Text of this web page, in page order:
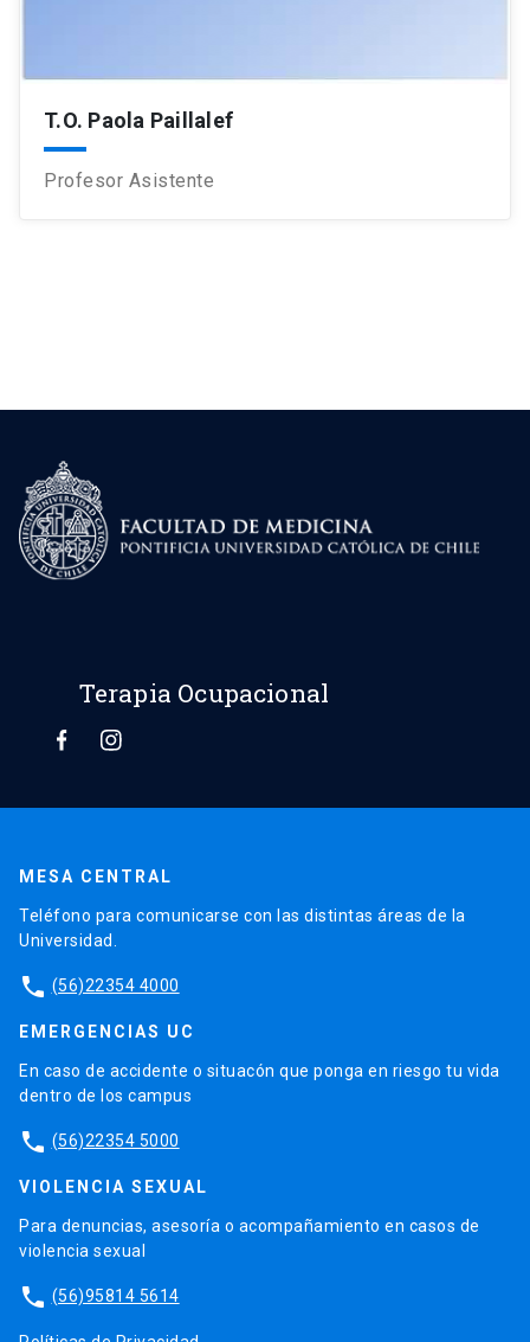
T.O. Paola Paillalef
Profesor Asistente
Terapia Ocupacional
MESA CENTRAL
Teléfono para comunicarse con las distintas áreas de la
Universidad.
phone (56)22354 4000
EMERGENCIAS UC
En caso de accidente o situacón que ponga en riesgo tu vida
dentro de los campus
phone (56)22354 5000
VIOLENCIA SEXUAL
Para denuncias, asesoría o acompañamiento en casos de
violencia sexual
phone (56)95814 5614